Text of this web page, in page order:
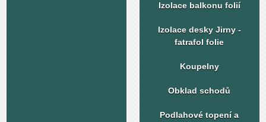
Izolace balkonu folií
Izolace desky Jirny -
fatrafol folie
Koupelny
Obklad schodů
Podlahové topení a